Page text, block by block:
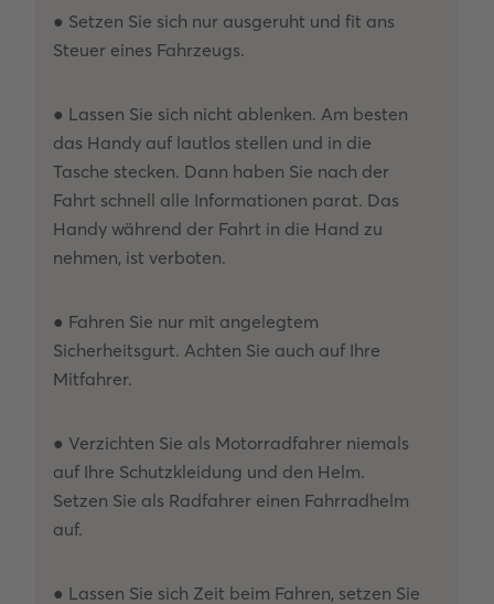
● Setzen Sie sich nur ausgeruht und fit ans
Steuer eines Fahrzeugs.
● Lassen Sie sich nicht ablenken. Am besten
das Handy auf lautlos stellen und in die
Tasche stecken. Dann haben Sie nach der
Fahrt schnell alle Informationen parat. Das
Handy während der Fahrt in die Hand zu
nehmen, ist verboten.
● Fahren Sie nur mit angelegtem
Sicherheitsgurt. Achten Sie auch auf Ihre
Mitfahrer.
● Verzichten Sie als Motorradfahrer niemals
auf Ihre Schutzkleidung und den Helm.
Setzen Sie als Radfahrer einen Fahrradhelm
auf.
● Lassen Sie sich Zeit beim Fahren, setzen Sie